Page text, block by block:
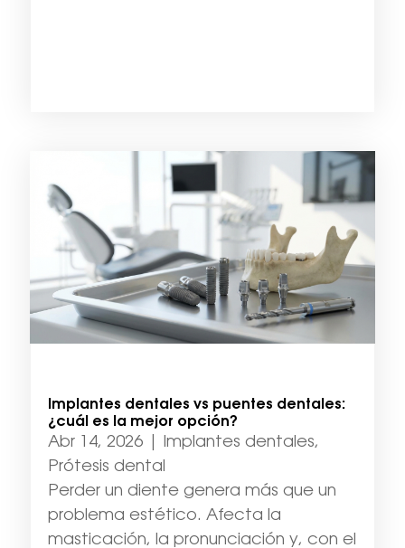
Implantes dentales vs puentes dentales:
¿cuál es la mejor opción?
Abr 14, 2026| Implantes dentales,
Prótesis dental
Perder un diente genera más que un
problema estético. Afecta la
masticación, la pronunciación y, con el